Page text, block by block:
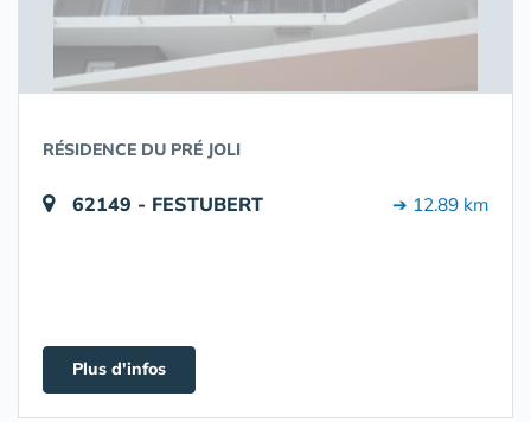
RÉSIDENCE DU PRÉ JOLI
62149 - FESTUBERT ➔ 12.89 km
Plus d'infos